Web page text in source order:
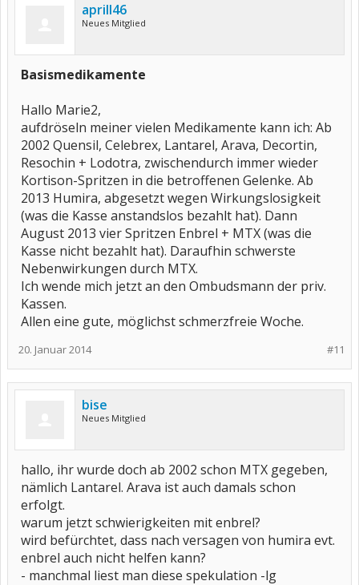
aprill46
Neues Mitglied
Basismedikamente
Hallo Marie2,
aufdröseln meiner vielen Medikamente kann ich: Ab
2002 Quensil, Celebrex, Lantarel, Arava, Decortin,
Resochin + Lodotra, zwischendurch immer wieder
Kortison-Spritzen in die betroffenen Gelenke. Ab
2013 Humira, abgesetzt wegen Wirkungslosigkeit
(was die Kasse anstandslos bezahlt hat). Dann
August 2013 vier Spritzen Enbrel + MTX (was die
Kasse nicht bezahlt hat). Daraufhin schwerste
Nebenwirkungen durch MTX.
Ich wende mich jetzt an den Ombudsmann der priv.
Kassen.
Allen eine gute, möglichst schmerzfreie Woche.
#11
20. Januar 2014
bise
Neues Mitglied
hallo, ihr wurde doch ab 2002 schon MTX gegeben,
nämlich Lantarel. Arava ist auch damals schon
erfolgt.
warum jetzt schwierigkeiten mit enbrel?
wird befürchtet, dass nach versagen von humira evt.
enbrel auch nicht helfen kann?
- manchmal liest man diese spekulation -lg